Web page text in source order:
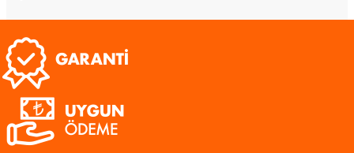
ARAÇ HAKKINDA SORU SOR